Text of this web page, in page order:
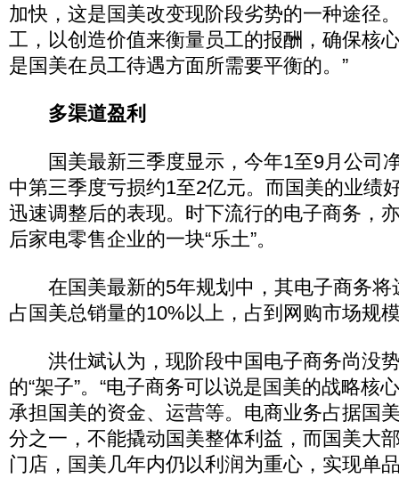
加快，这是国美改变现阶段劣势的一种途径
工，以创造价值来衡量员工的报酬，确保核
是国美在员工待遇方面所需要平衡的。”
多渠道盈利
国美最新三季度显示，今年1至9月公司
中第三季度亏损约1至2亿元。而国美的业绩
迅速调整后的表现。时下流行的电子商务，
后家电零售企业的一块“乐土”。
在国美最新的5年规划中，其电子商务将
占国美总销量的10%以上，占到网购市场规
洪仕斌认为，现阶段中国电子商务尚没
的“架子”。“电子商务可以说是国美的战略核
承担国美的资金、运营等。电商业务占据国
分之一，不能撬动国美整体利益，而国美大
门店，国美几年内仍以利润为重心，实现单